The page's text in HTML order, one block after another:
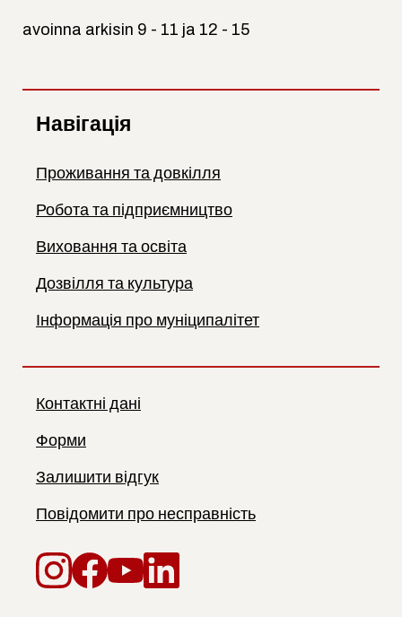
avoinna arkisin 9 - 11 ja 12 - 15
Навігація
Проживання та довкілля
Робота та підприємництво
Виховання та освіта
Дозвілля та культура
Інформація про муніципалітет
Контактні дані
Форми
Залишити відгук
Повідомити про несправність
Instagram
Facebook
YouTube
LinkedIn